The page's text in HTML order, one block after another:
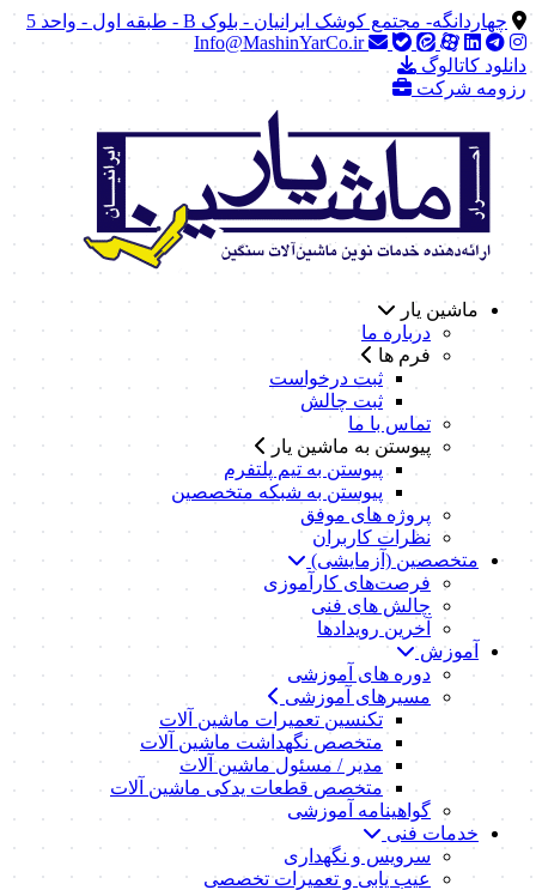
چهاردانگه- مجتمع کوشک ایرانیان - بلوک B - طبقه اول - واحد 5
Info@MashinYarCo.ir
دانلود کاتالوگ
رزومه شرکت
ماشین یار
درباره ما
فرم ها
ثبت درخواست
ثبت چالش
تماس با ما
پیوستن به ماشین یار
پیوستن به تیم پلتفرم
پیوستن به شبکه متخصصین
پروژه های موفق
نظرات کاربران
متخصصین (آزمایشی)
فرصت‌های کارآموزی
چالش های فنی
آخرین رویدادها
آموزش
دوره های آموزشی
مسیرهای آموزشی
تکنسین تعمیرات ماشین آلات
متخصص نگهداشت ماشین آلات
مدیر / مسئول ماشین آلات
متخصص قطعات یدکی ماشین آلات
گواهینامه آموزشی
خدمات فنی
سرویس و نگهداری
عیب یابی و تعمیرات تخصصی